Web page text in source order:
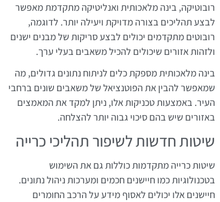
רובוטיקה, בינה מלאכותית ואנליטיקה מתקדמת מאפשר
לבצע תהליכים בצורה מדויקת ויעילה יותר. לדוגמה,
רובוטים מתקדמים יכולים לבצע סריקות של מבנים ישנים
ולזהות אזורים שיכולים להכיל משאבים בעלי ערך.
בינה מלאכותית מספקת כלים לניתוח נתונים גדולים, מה
שמאפשר להבין את הפוטנציאל של משאבים שונים ברחבי
העיר. באמצעות טכניקות אלו, ניתן למקד את המאמצים
באזורים שיש בהם סיכוי גבוה יותר להצלחה.
שיטות חדשות לשיפור תהליכי כרייה
שיטות כרייה מתקדמות כוללות גם את השימוש
בטכנולוגיות כמו חיישנים חכמים ומערכות ניהול נתונים.
חיישנים אלו יכולים לאסוף מידע על הרכב החומרים